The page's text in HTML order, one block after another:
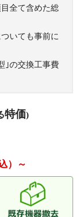
目全て含めた総
いても事前に
｣の交換工事費
特価)
）～